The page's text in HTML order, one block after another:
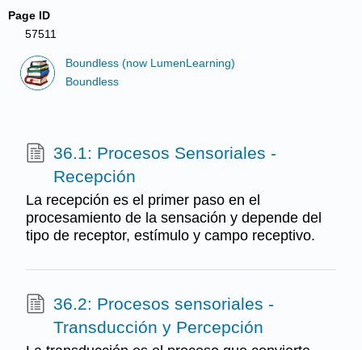
Page ID
57511
Boundless (now LumenLearning)
Boundless
36.1: Procesos Sensoriales -
Recepción
La recepción es el primer paso en el
procesamiento de la sensación y depende del
tipo de receptor, estímulo y campo receptivo.
36.2: Procesos sensoriales -
Transducción y Percepción